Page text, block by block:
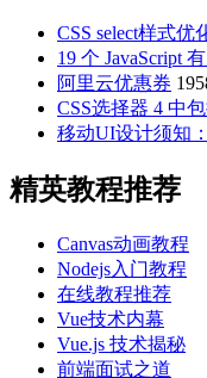
CSS select样式优
19 个 JavaScript
阿里云优惠券
CSS选择器 4 中
移动UI设计须知
精英教程推荐
Canvas动画教程
Nodejs入门教程
在线教程推荐
Vue技术内幕
Vue.js 技术揭秘
前端面试之道